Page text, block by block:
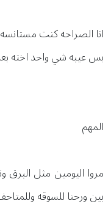
انا الصراحه كنت مستانسه
بس عيبه شي واحد اخته
المهم
مروا اليومين مثل البرق
بين ورحنا للسوقه